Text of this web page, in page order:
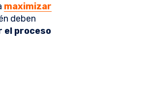
maximizar
deben
el proceso